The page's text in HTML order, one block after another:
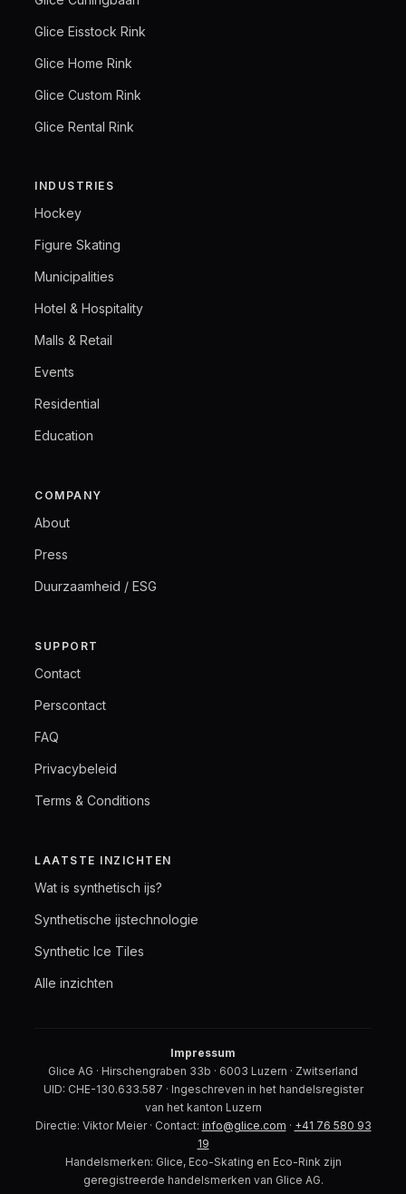
Glice Eisstock Rink
Glice Home Rink
Glice Custom Rink
Glice Rental Rink
INDUSTRIES
Hockey
Figure Skating
Municipalities
Hotel & Hospitality
Malls & Retail
Events
Residential
Education
COMPANY
About
Press
Duurzaamheid / ESG
SUPPORT
Contact
Perscontact
FAQ
Privacybeleid
Terms & Conditions
LAATSTE INZICHTEN
Wat is synthetisch ijs?
Synthetische ijstechnologie
Synthetic Ice Tiles
Alle inzichten
Impressum
Glice AG · Hirschengraben 33b · 6003 Luzern · Zwitserland
UID: CHE-130.633.587 · Ingeschreven in het handelsregister
van het kanton Luzern
Directie: Viktor Meier · Contact: info@glice.com · +41 76 580 93
19
Handelsmerken: Glice, Eco-Skating en Eco-Rink zijn
geregistreerde handelsmerken van Glice AG.